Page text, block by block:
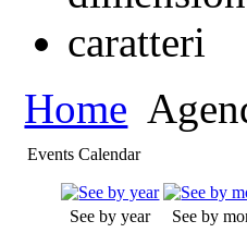
Home
Events Calendar
See by year See by